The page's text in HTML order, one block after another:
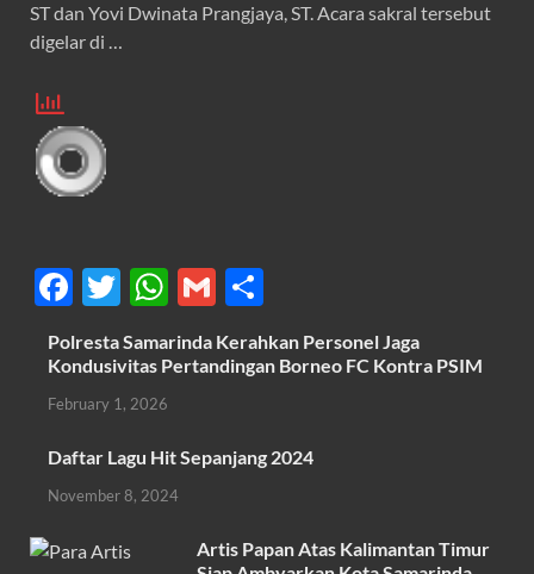
ST dan Yovi Dwinata Prangjaya, ST. Acara sakral tersebut
digelar di …
F
ac
e
b
o
o
k
T
w
itt
er
W
h
at
A
p
p
G
m
ail
h
ar
Polresta Samarinda Kerahkan Personel Jaga
Kondusivitas Pertandingan Borneo FC Kontra PSIM
February 1, 2026
Daftar Lagu Hit Sepanjang 2024
November 8, 2024
Artis Papan Atas Kalimantan Timur